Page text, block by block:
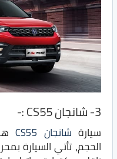
3- شانجان CS55 :-
سيارة شانجان CS55